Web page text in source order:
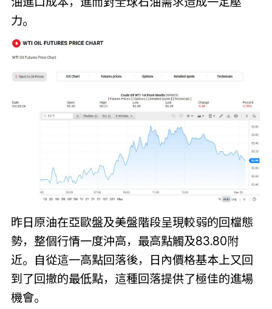
力。
昨日原油在亞歐盤及美盤階段呈現較弱的回檔態
勢，整個行情一度沖高，最高點觸及83.80附
近。自從這一高點回落後，日內價格基本上又回
到了回撤的最低點，這種回落提供了極佳的進場
機會。